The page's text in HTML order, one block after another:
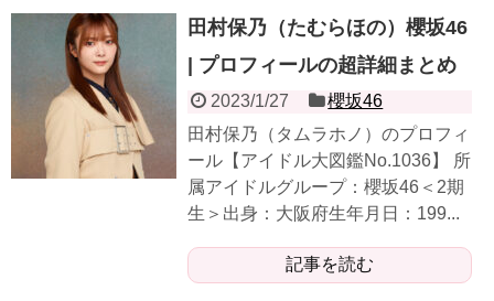
田村保乃（たむらほの）櫻坂46
| プロフィールの超詳細まとめ
2023/1/27
櫻坂46
田村保乃（タムラホノ）のプロフィ
ール【アイドル大図鑑No.1036】 所
属アイドルグループ：櫻坂46＜2期
生＞出身：大阪府生年月日：199...
記事を読む